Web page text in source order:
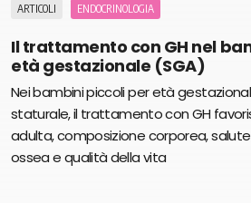
ARTICOLI ENDOCRINOLOGIA
Il trattamento con GH nel
età gestazionale (SGA)
Nei bambini piccoli per età
staturale, il trattamento con GH
adulta, composizione corporea,
ossea e qualità della vita